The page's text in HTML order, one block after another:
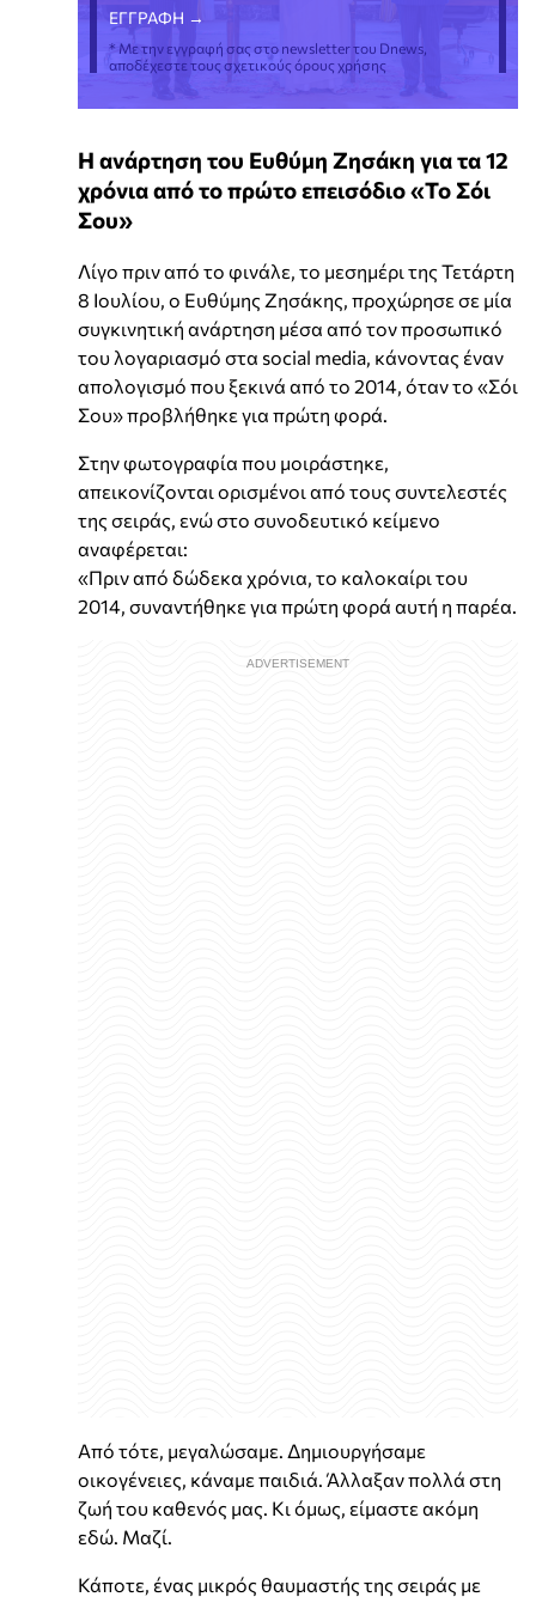
* Με την εγγραφή σας στο newsletter του Dnews,
αποδέχεστε τους σχετικούς όρους χρήσης
Η ανάρτηση του Ευθύμη Ζησάκη για τα 12
χρόνια από το πρώτο επεισόδιο «Το Σόι
Σου»
Λίγο πριν από το φινάλε, το μεσημέρι της Τετάρτη
8 Ιουλίου, ο Ευθύμης Ζησάκης, προχώρησε σε μία
συγκινητική ανάρτηση μέσα από τον προσωπικό
του λογαριασμό στα social media, κάνοντας έναν
απολογισμό που ξεκινά από το 2014, όταν το «Σόι
Σου» προβλήθηκε για πρώτη φορά.
Στην φωτογραφία που μοιράστηκε,
απεικονίζονται ορισμένοι από τους συντελεστές
της σειράς, ενώ στο συνοδευτικό κείμενο
αναφέρεται:
«Πριν από δώδεκα χρόνια, το καλοκαίρι του
2014, συναντήθηκε για πρώτη φορά αυτή η παρέα.
Από τότε, μεγαλώσαμε. Δημιουργήσαμε
οικογένειες, κάναμε παιδιά. Άλλαξαν πολλά στη
ζωή του καθενός μας. Κι όμως, είμαστε ακόμη
εδώ. Μαζί.
Κάποτε, ένας μικρός θαυμαστής της σειράς με